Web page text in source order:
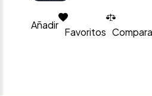
Añadir
Favoritos